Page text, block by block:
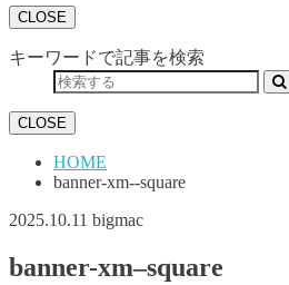
CLOSE
キーワードで記事を検索
CLOSE
HOME
banner-xm--square
2025.10.11 bigmac
banner-xm–square